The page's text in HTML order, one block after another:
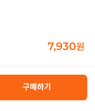
7,930원
구매하기